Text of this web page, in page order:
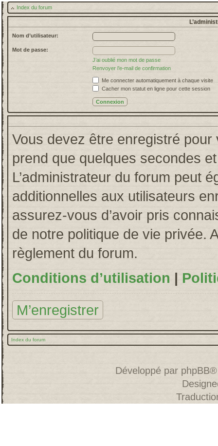
Index du forum
Nom d’utilisateur:
Mot de passe:
J’ai oublié mon mot de passe
Renvoyer l’e-mail de confirmation
Me connecter automatiquement à chaque visite
Cacher mon statut en ligne pour cette session
Vous devez être enregistré pour
prend que quelques secondes
L’administrateur du forum peut
additionnelles aux utilisateurs
assurez-vous d’avoir pris
de notre politique de vie privée.
règlement du forum.
Conditions d’utilisation |
M’enregistrer
Index du forum
Développé par phpBB®